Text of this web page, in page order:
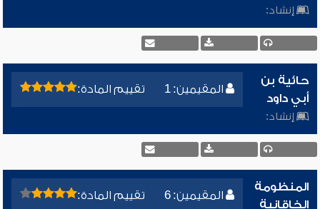
إنشاد:
المقيمين: 1 تقييم المادة:
حائية بن
أبي داود
إنشاد:
المقيمين: 6 تقييم المادة:
المنظومة
الخاقانية